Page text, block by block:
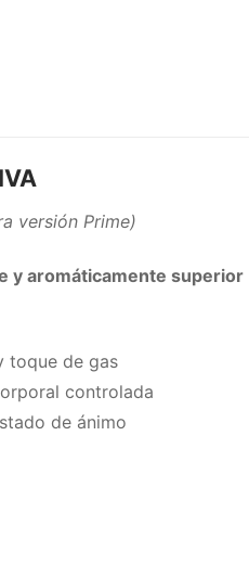
versión Prime)
y aromáticamente superior
toque de gas
controlada
de ánimo